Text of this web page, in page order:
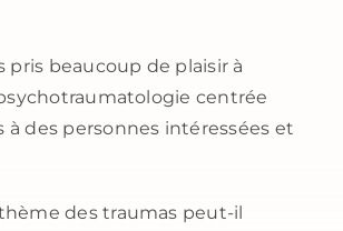
pris beaucoup de plaisir à
centrée
des personnes intéressées et
des traumas peut-il